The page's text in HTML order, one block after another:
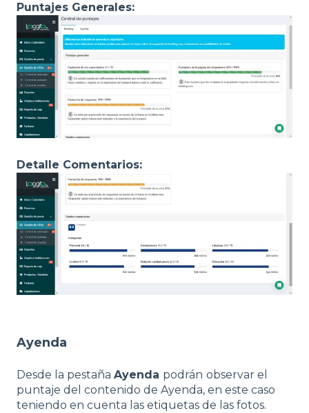
Puntajes Generales:
Detalle Comentarios:
Ayenda
Desde la pestaña Ayenda podrán observar el
puntaje del contenido de Ayenda, en este caso
teniendo en cuenta las etiquetas de las fotos.